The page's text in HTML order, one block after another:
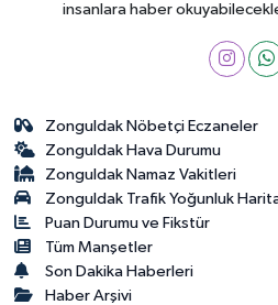
insanlara haber
Zonguldak Nöbetçi Eczaneler
Zonguldak Hava Durumu
Zonguldak Namaz Vakitleri
Zonguldak Trafik Yoğunluk
Puan Durumu ve Fikstür
Tüm Manşetler
Son Dakika Haberleri
Haber Arşivi